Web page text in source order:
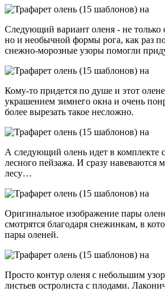
Следующий вариант оленя - не только
но и необычной формы рога, как раз
снежно-морозные узоры помогли
Кому-то придется по душе и этот
украшением зимнего окна и очень
более вырезать такое несложно.
А следующий олень идет в комплекте
лесного пейзажа. И сразу навеваются
лесу…
Оригинальное изображение пары
смотрятся благодаря снежинкам, в
пары оленей.
Просто контур оленя с небольшим
листьев остролиста с плодами.